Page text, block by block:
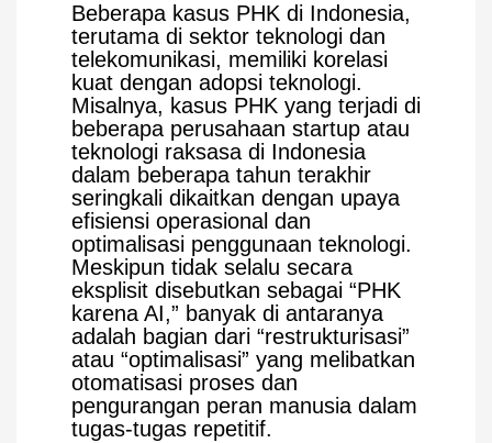
Beberapa kasus PHK di Indonesia,
terutama di sektor teknologi dan
telekomunikasi, memiliki korelasi
kuat dengan adopsi teknologi.
Misalnya, kasus PHK yang terjadi di
beberapa perusahaan startup atau
teknologi raksasa di Indonesia
dalam beberapa tahun terakhir
seringkali dikaitkan dengan upaya
efisiensi operasional dan
optimalisasi penggunaan teknologi.
Meskipun tidak selalu secara
eksplisit disebutkan sebagai “PHK
karena AI,” banyak di antaranya
adalah bagian dari “restrukturisasi”
atau “optimalisasi” yang melibatkan
otomatisasi proses dan
pengurangan peran manusia dalam
tugas-tugas repetitif.